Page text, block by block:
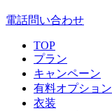
電話問い合わせ
TOP
プラン
キャンペーン
有料オプション
衣装